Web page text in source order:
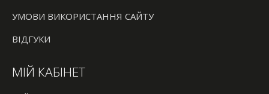
УМОВИ ВИКОРИСТАННЯ САЙТУ
ВІДГУКИ
МІЙ КАБІНЕТ